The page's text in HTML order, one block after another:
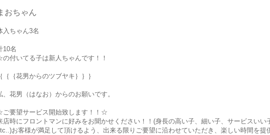
おちゃん
入ちゃん3名
10名
付いてる子は新人ちゃんです！！
｛｛｛花男からのツブヤキ｝｝｝
、花男（はなお）からのお願いです。
要望サービス開始致します！！☆
店時にフロントマンに好みをお聞かせください！！(身長の高い子、細い子、サービスいい
お客様が満足して頂けるよう、出来る限りご要望に沿わせていただき、楽しい時間を提